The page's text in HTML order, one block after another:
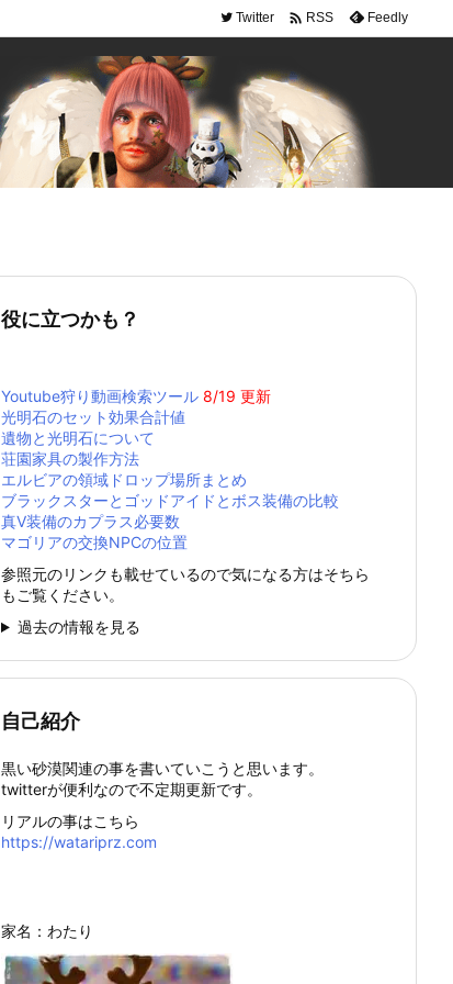
Twitter  RSS Feedly
役に立つかも？
Youtube狩り動画検索ツール 8/19 更新
光明石のセット効果合計値
遺物と光明石について
荘園家具の製作方法
エルビアの領域ドロップ場所まとめ
ブラックスターとゴッドアイドとボス装備の比較
真Ⅴ装備のカプラス必要数
マゴリアの交換NPCの位置
参照元のリンクも載せているので気になる方はそちら
もご覧ください。
過去の情報を見る
自己紹介
黒い砂漠関連の事を書いていこうと思います。
twitterが便利なので不定期更新です。
リアルの事はこちら
https://watariprz.com
家名：わたり